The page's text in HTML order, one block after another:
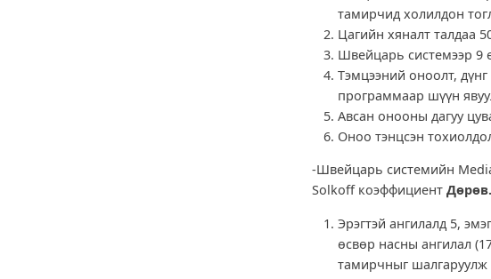
тамирчид холилдон
Цагийн хяналт талдаа
Швейцарь системээр 9
Тэмцээний оноолт,
программаар шүүн
Авсан онооны дагуу
Оноо тэнцсэн
-Швейцарь системийн
Solkoff коэффициент
Эрэгтэй ангилалд 5,
өсвөр насны ангилал
тамирчныг